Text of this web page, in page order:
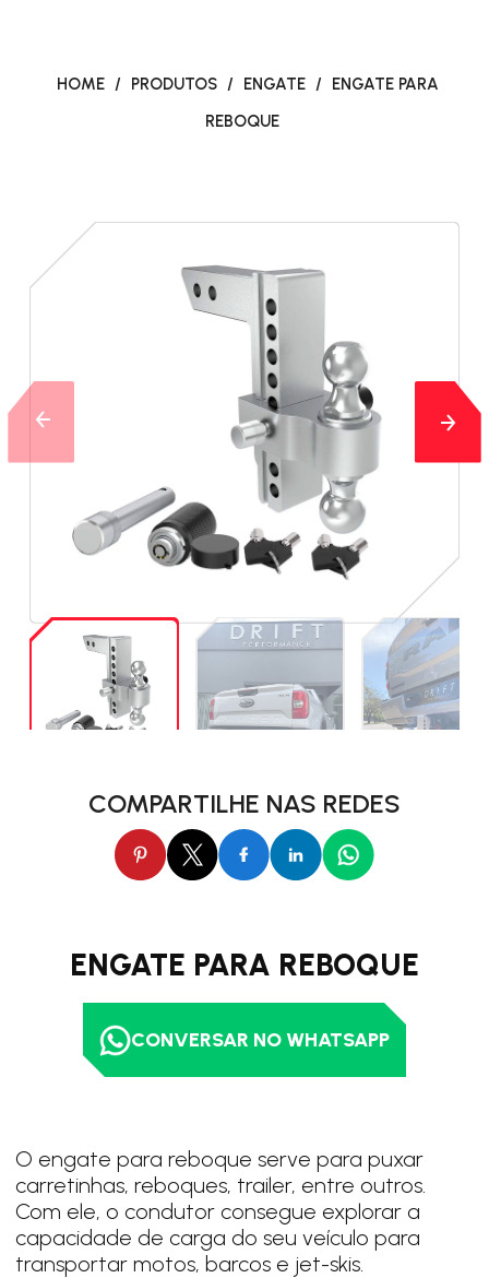
HOME / PRODUTOS / ENGATE /
ENGATE PARA
REBOQUE
COMPARTILHE NAS REDES
ENGATE PARA REBOQUE
CONVERSAR NO WHATSAPP
O engate para reboque serve para puxar
carretinhas, reboques, trailer, entre outros.
Com ele, o condutor consegue explorar a
capacidade de carga do seu veículo para
transportar motos, barcos e jet-skis.